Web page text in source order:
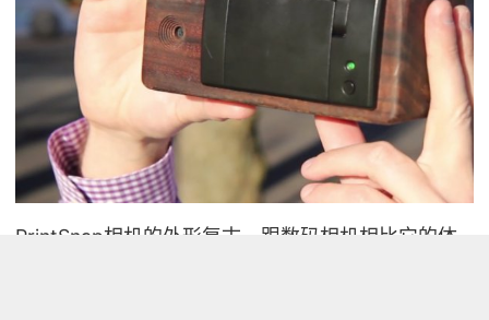
PrintSnap相机的外形复古。跟数码相机相比它的体